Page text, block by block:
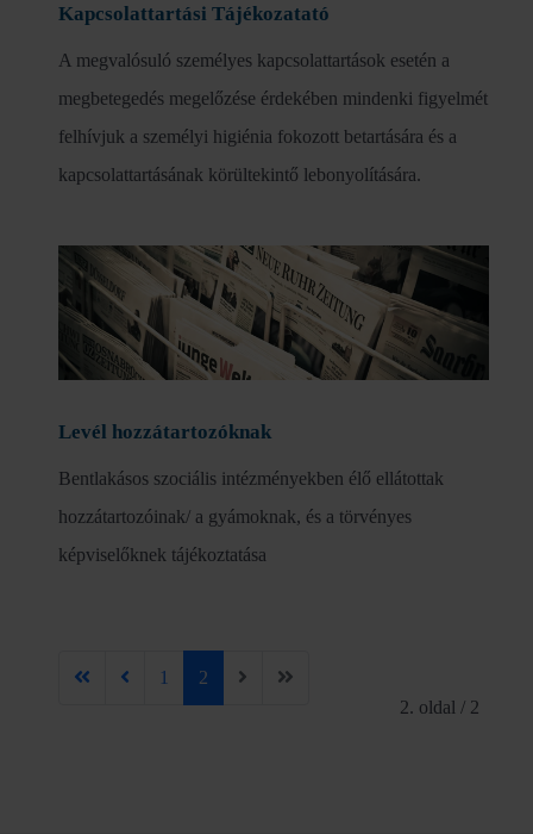
Kapcsolattartási Tájékozatató
A megvalósuló személyes kapcsolattartások esetén a
megbetegedés megelőzése érdekében mindenki figyelmét
felhívjuk a személyi higiénia fokozott betartására és a
kapcsolattartásának körültekintő lebonyolítására.
Levél hozzátartozóknak
Bentlakásos szociális intézményekben élő ellátottak
hozzátartozóinak/ a gyámoknak, és a törvényes
képviselőknek tájékoztatása
2. oldal / 2
1 2